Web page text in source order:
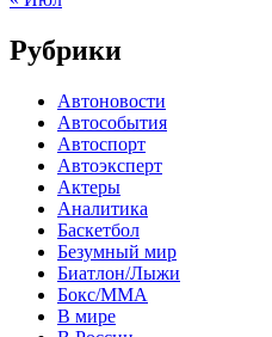
Рубрики
Автоновости
Автособытия
Автоспорт
Автоэксперт
Актеры
Аналитика
Баскетбол
Безумный мир
Биатлон/Лыжи
Бокс/MMA
В мире